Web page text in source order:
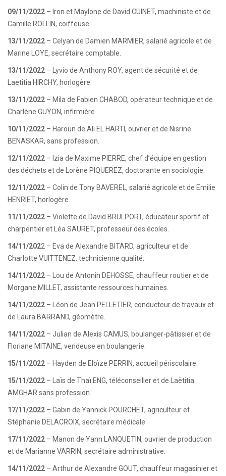
09/11/2022 – Iron et Maylone de David CUINET, machiniste et de
Camille ROLLIN, coiffeuse.
13/11/2022 – Celyan de Damien MARMIER, salarié agricole et de
Marine LOYE, secrétaire comptable.
13/11/2022 – Lyvio de Anthony ROY, agent de sécurité et de
Laetitia HIRCHY, horlogère.
13/11/2022 – Mila de Fabien CHABOD, opérateur technique et de
Charlène GUYON, infirmière
10/11/2022 – Haroun de Ali EL HARTI, ouvrier et de Nisrine
BENASKAR, sans profession.
12/11/2022 – Izia de Maxime PIERRE, chef d’équipe en gestion
des déchets et de Lorène PIQUEREZ, doctorante en sociologie.
12/11/2022 – Colin de Tony BAVEREL, salarié agricole et de Emilie
HENRIET, horlogère.
11/11/2022 – Violette de David BRULPORT, éducateur sportif et
charpentier et Léa SAURET, professeur des écoles.
14/11/2022 – Eva de Alexandre BITARD, agriculteur et de
Charlotte VUITTENEZ, technicienne qualité.
14/11/2022 – Lou de Antonin DEHOSSE, chauffeur routier et de
Morgane MILLET, assistante ressources humaines.
14/11/2022 – Léon de Jean PELLETIER, conducteur de travaux et
de Laura BARRAND, géomètre.
14/11/2022 – Julian de Alexis CAMUS, boulanger-pâtissier et de
Floriane MITAINE, vendeuse en boulangerie.
15/11/2022 – Hayden de Eloïze PERRIN, accueil périscolaire.
15/11/2022 – Laïs de Thaï ENG, téléconseiller et de Laëtitia
AMGHAR sans profession.
17/11/2022 – Gabin de Yannick POURCHET, agriculteur et
Stéphanie DELACROIX, secrétaire médicale.
17/11/2022 – Manon de Yann LANQUETIN, ouvrier de production
et de Marianne VARRIN, secrétaire administrative.
14/11/2022 – Arthur de Alexandre GOUT, chauffeur magasinier et